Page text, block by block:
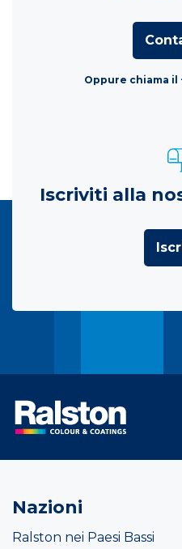
Oppure chiama il
Iscriviti alla
Nazioni
Ralston nei Paesi Bassi